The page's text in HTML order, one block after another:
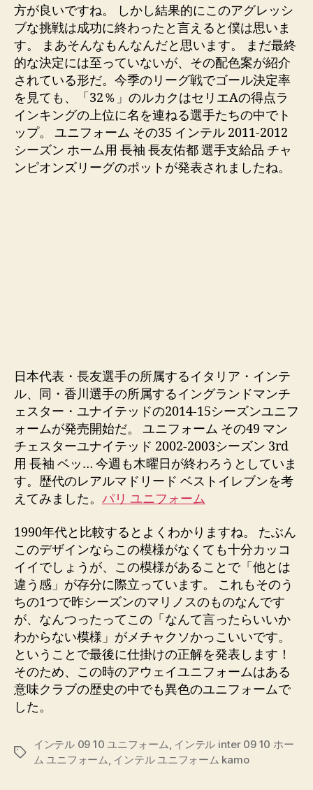
方が良いですね。 しかし結果的にこのアグレッシ
ブな挑戦は成功に終わったと言えると僕は思いま
す。 まあそんなもんなんだと思います。 まだ最終
的な決定には至っていないが、その配色案が紹介
されている形だ。今季のリーグ戦でゴール決定率
を見ても、「32％」のルカクはセリエAの得点ラ
インキングの上位に名を連ねる選手たちの中でト
ップ。 ユニフォーム その35 インテル 2011-2012
シーズン ホーム用 長袖 長友佑都 選手支給品 チャ
ンピオンズリーグのポットが発表されましたね。
日本代表・長友選手の所属するイタリア・インテ
ル、同・香川選手の所属するイングランドマンチ
ェスター・ユナイテッドの2014-15シーズンユニフ
ォームが発売開始だ。 ユニフォーム その49 マン
チェスターユナイテッド 2002-2003シーズン 3rd
用 長袖 ベッ… 今週も木曜日が終わろうとしていま
す。歴代のレアルマドリード ベストイレブンを考
えてみました。 パリ ユニフォーム
1990年代と比較するとよくわかりますね。 たぶん
このデザインならこの模様がなくても十分カッコ
イイでしょうが、この模様があることで「他とは
違う感」が存分に際立っています。 これもそのう
ちの1つで昨シーズンのマリノスのものなんです
が、なんつったってこの「なんて言ったらいいか
わからない模様」がメチャクソかっこいいです。
ということで最後に仕掛けの正解を発表します！
そのため、この時のアウェイユニフォームはある
意味クラブの歴史の中でも異色のユニフォームで
した。
Etiquetas
インテル 09 10 ユニフォーム インテル inter 09 10 ホー
ム ユニフォーム インテル ユニフォーム kamo